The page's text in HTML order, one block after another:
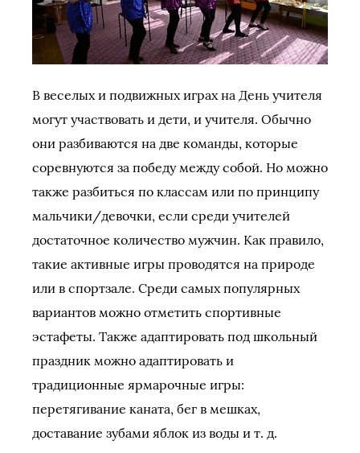
В веселых и подвижных играх на День учителя
могут участвовать и дети, и учителя. Обычно
они разбиваются на две команды, которые
соревнуются за победу между собой. Но можно
также разбиться по классам или по принципу
мальчики/девочки, если среди учителей
достаточное количество мужчин. Как правило,
такие активные игры проводятся на природе
или в спортзале. Среди самых популярных
вариантов можно отметить спортивные
эстафеты. Также адаптировать под школьный
праздник можно адаптировать и
традиционные ярмарочные игры:
перетягивание каната, бег в мешках,
доставание зубами яблок из воды и т. д.